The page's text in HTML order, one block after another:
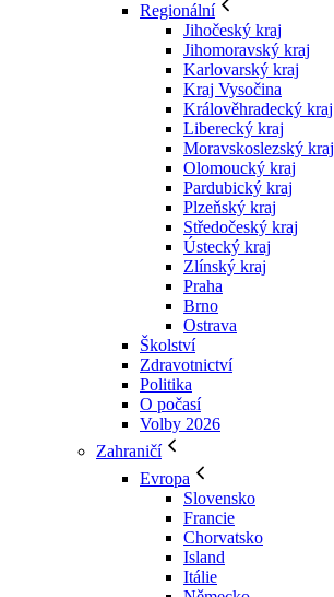
Regionální
Jihočeský kraj
Jihomoravský kraj
Karlovarský kraj
Kraj Vysočina
Králověhradecký kraj
Liberecký kraj
Moravskoslezský kraj
Olomoucký kraj
Pardubický kraj
Plzeňský kraj
Středočeský kraj
Ústecký kraj
Zlínský kraj
Praha
Brno
Ostrava
Školství
Zdravotnictví
Politika
O počasí
Volby 2026
Zahraničí
Evropa
Slovensko
Francie
Chorvatsko
Island
Itálie